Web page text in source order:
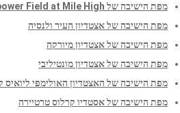
מפת הישיבה של Empower Field at Mile High
מפת הישיבה של אצטדיון העיר ולנסיה
מפת הישיבה של אצטדיון מיורקה
מפת הישיבה של אצטדיון מונטיליבי
מפת הישיבה של האצטדיון האולימפי ליואיס
מפת הישיבה של אסטדיו קרלוס טרטיירה